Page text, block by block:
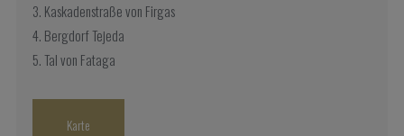
3. Kaskadenstraße von Firgas
4. Bergdorf Tejeda
5. Tal von Fataga
Karte